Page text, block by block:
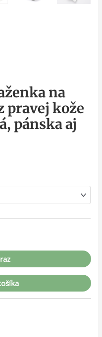
na
pravej kože
pánska aj